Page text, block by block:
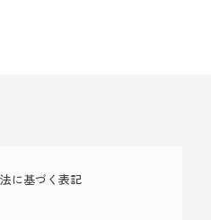
に基づく表記